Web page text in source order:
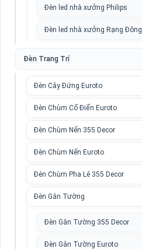
Đèn led nhà xưởng Philips
Đèn led nhà xưởng Rạng Đông
Đèn Trang Trí
Đèn Cây Đứng Euroto
Đèn Chùm Cổ Điển Euroto
Đèn Chùm Nến 355 Decor
Đèn Chùm Nến Euroto
Đèn Chùm Pha Lê 355 Decor
Đèn Gắn Tường
Đèn Gắn Tường 355 Decor
Đèn Gắn Tường Euroto